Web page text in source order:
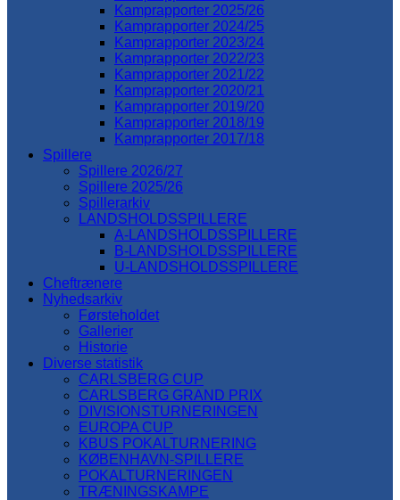
Kamprapporter 2025/26
Kamprapporter 2024/25
Kamprapporter 2023/24
Kamprapporter 2022/23
Kamprapporter 2021/22
Kamprapporter 2020/21
Kamprapporter 2019/20
Kamprapporter 2018/19
Kamprapporter 2017/18
Spillere
Spillere 2026/27
Spillere 2025/26
Spillerarkiv
LANDSHOLDSSPILLERE
A-LANDSHOLDSSPILLERE
B-LANDSHOLDSSPILLERE
U-LANDSHOLDSSPILLERE
Cheftrænere
Nyhedsarkiv
Førsteholdet
Gallerier
Historie
Diverse statistik
CARLSBERG CUP
CARLSBERG GRAND PRIX
DIVISIONSTURNERINGEN
EUROPA CUP
KBUS POKALTURNERING
KØBENHAVN-SPILLERE
POKALTURNERINGEN
TRÆNINGSKAMPE